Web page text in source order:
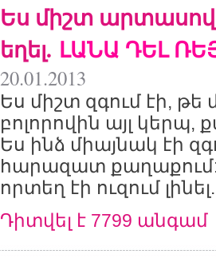
Ես միշտ
եղել. ԼԱՆԱ ԴԵԼ
20.01.2013
Ես միշտ զգում էի, թե
բոլորովին այլ կերպ,
Ես ինձ միայնակ էի
հարազատ քաղաքում:
որտեղ էի ուզում
Դիտվել է 7799 անգամ